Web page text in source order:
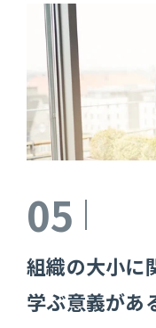
05
組織の大小に
学ぶ意義があ